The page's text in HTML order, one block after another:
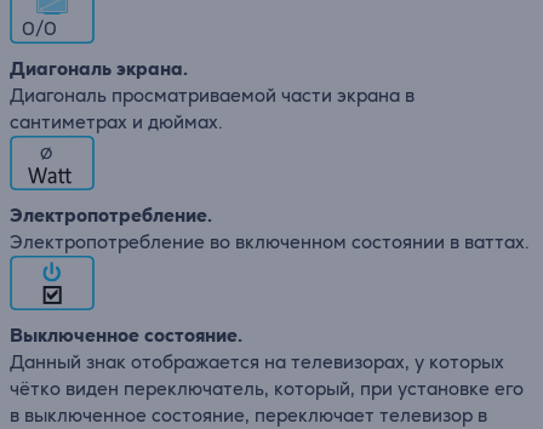
0/0
Диагональ экрана.
Диагональ просматриваемой части экрана в
сантиметрах и дюймах.
∅
Электропотребление.
Электропотребление во включенном состоянии в ваттах.
Выключенное состояние.
Данный знак отображается на телевизорах, у которых
чётко виден переключатель, который, при установке его
в выключенное состояние, переключает телевизор в